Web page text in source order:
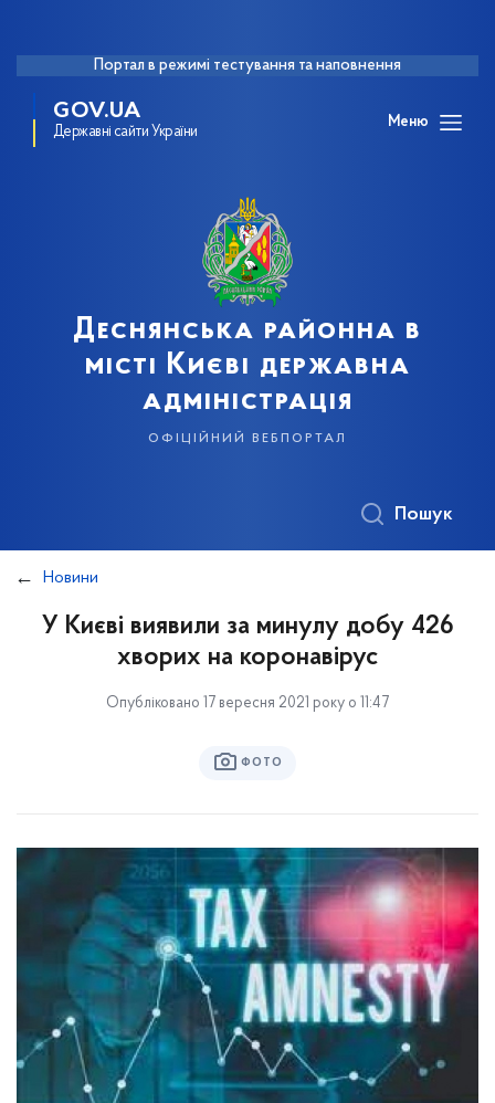
Портал в режимі тестування та наповнення
GOV.UA
Державні сайти України
Меню
Деснянська районна в
місті Києві державна
адміністрація
офіційний вебпортал
Пошук
Новини
У Києві виявили за минулу добу 426
хворих на коронавірус
Опубліковано 17 вересня 2021 року о 11:47
ФОТО